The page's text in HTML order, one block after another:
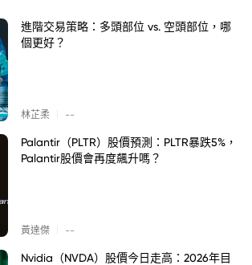
進階交易策略：多頭部位 vs. 空頭部位，哪
個更好？
林芷柔 --
Palantir（PLTR）股價預測：PLTR暴跌5%，
Palantir股價會再度飆升嗎？
黃達傑 --
Nvidia（NVDA）股價今日走高：2026年目